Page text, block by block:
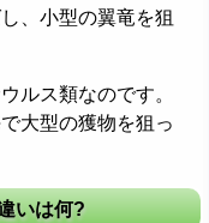
、小型の翼竜を狙
ルス類なのです。
大型の獲物を狙っ
いは何?